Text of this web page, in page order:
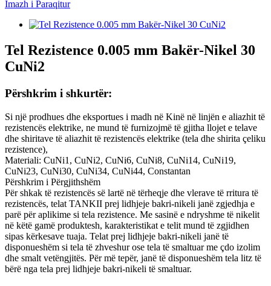
Tel Rezistence 0.005 mm Bakër-Nikel 30
CuNi2
Përshkrim i shkurtër:
Si një prodhues dhe eksportues i madh në Kinë në linjën e aliazhit të
rezistencës elektrike, ne mund të furnizojmë të gjitha llojet e telave
dhe shiritave të aliazhit të rezistencës elektrike (tela dhe shirita çeliku
rezistence),
Materiali: CuNi1, CuNi2, CuNi6, CuNi8, CuNi14, CuNi19,
CuNi23, CuNi30, CuNi34, CuNi44, Constantan
Përshkrim i Përgjithshëm
Për shkak të rezistencës së lartë në tërheqje dhe vlerave të rritura të
rezistencës, telat TANKII prej lidhjeje bakri-nikeli janë zgjedhja e
parë për aplikime si tela rezistence. Me sasinë e ndryshme të nikelit
në këtë gamë produktesh, karakteristikat e telit mund të zgjidhen
sipas kërkesave tuaja. Telat prej lidhjeje bakri-nikeli janë të
disponueshëm si tela të zhveshur ose tela të smaltuar me çdo izolim
dhe smalt vetëngjitës. Për më tepër, janë të disponueshëm tela litz të
bërë nga tela prej lidhjeje bakri-nikeli të smaltuar.